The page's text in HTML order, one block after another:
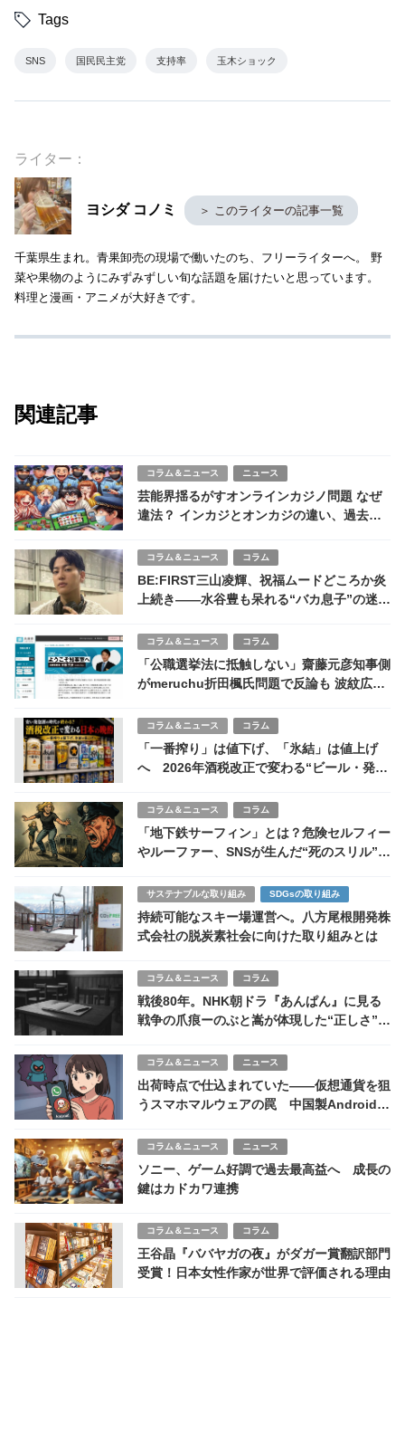
Tags
SNS 国民民主党 支持率 玉木ショック
ライター：
ヨシダ コノミ ＞ このライターの記事一覧
千葉県生まれ。青果卸売の現場で働いたのち、フリーライターへ。 野
菜や果物のようにみずみずしい旬な話題を届けたいと思っています。
料理と漫画・アニメが大好きです。
関連記事
コラム＆ニュース ニュース
芸能界揺るがすオンラインカジノ問題 なぜ
違法？ インカジとオンカジの違い、過去動
コラム＆ニュース コラム
BE:FIRST三山凌輝、祝福ムードどころか炎
上続き――水谷豊も呆れる“バカ息子”の迷走
コラム＆ニュース コラム
「公職選挙法に抵触しない」齋藤元彦知事側
がmeruchu折田楓氏問題で反論も 波紋広が
コラム＆ニュース コラム
「一番搾り」は値下げ、「氷結」は値上げ
へ 2026年酒税改正で変わる“ビール・発泡
コラム＆ニュース コラム
「地下鉄サーフィン」とは？危険セルフィー
やルーファー、SNSが生んだ“死のスリル”ブ
サステナブルな取り組み SDGsの取り組み
持続可能なスキー場運営へ。八方尾根開発株
式会社の脱炭素社会に向けた取り組みとは
コラム＆ニュース コラム
戦後80年。NHK朝ドラ『あんぱん』に見る
戦争の爪痕ーのぶと嵩が体現した“正しさ”と
コラム＆ニュース ニュース
出荷時点で仕込まれていた——仮想通貨を狙
うスマホマルウェアの罠 中国製Android端
コラム＆ニュース ニュース
ソニー、ゲーム好調で過去最高益へ 成長の
鍵はカドカワ連携
コラム＆ニュース コラム
王谷晶『ババヤガの夜』がダガー賞翻訳部門
受賞！日本女性作家が世界で評価される理由